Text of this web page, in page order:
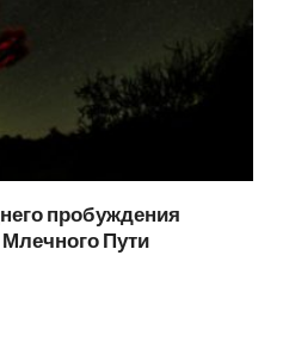
пробуждения
Пути